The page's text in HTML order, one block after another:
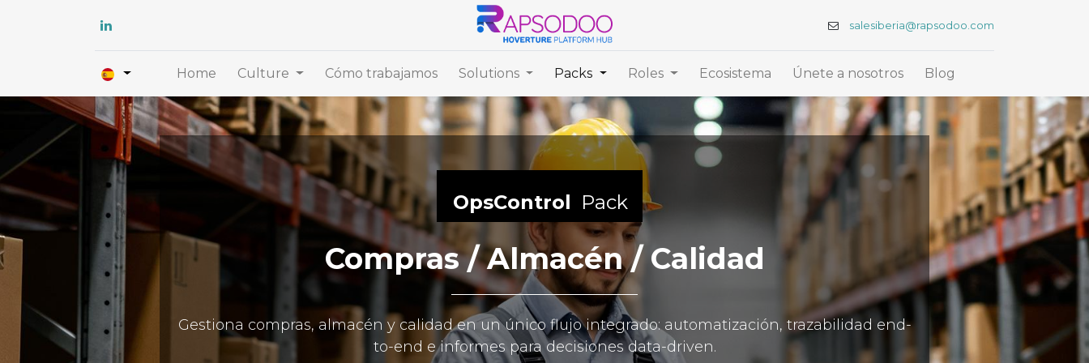
salesiberia@rapsodoo.com
Home Culture Cómo trabajamos Solutions Packs Roles Ecosistema Únete a nosotros Blog
OpsControl Pack
Compras / Almacén / Calidad
Gestiona compras, almacén y calidad en un único flujo integrado: automatización, trazabilidad end-
to-end e informes para decisiones data-driven.